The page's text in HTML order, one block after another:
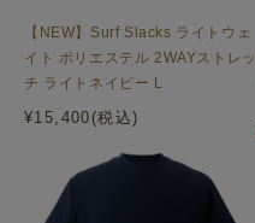
【NEW】Surf Slacks ライトウェ
イト ポリエステル 2WAYストレッ
チ ライトネイビー L
¥15,400(税込)